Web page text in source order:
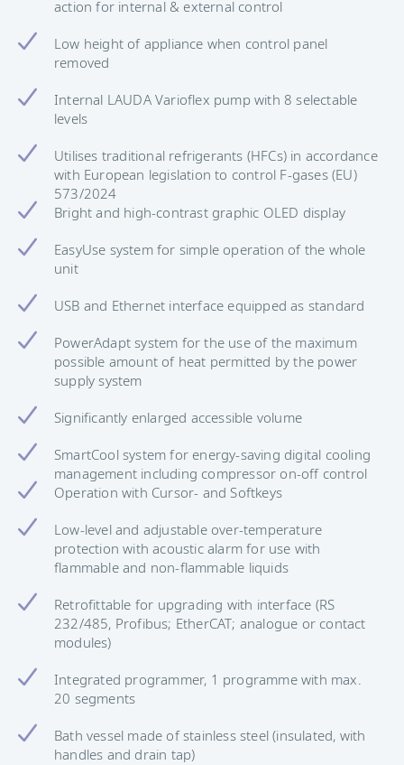
action for internal & external control
Low height of appliance when control panel
removed
Internal LAUDA Varioflex pump with 8 selectable
levels
Utilises traditional refrigerants (HFCs) in accordance
with European legislation to control F-gases (EU)
573/2024
Bright and high-contrast graphic OLED display
EasyUse system for simple operation of the whole
unit
USB and Ethernet interface equipped as standard
PowerAdapt system for the use of the maximum
possible amount of heat permitted by the power
supply system
Significantly enlarged accessible volume
SmartCool system for energy-saving digital cooling
management including compressor on-off control
Operation with Cursor- and Softkeys
Low-level and adjustable over-temperature
protection with acoustic alarm for use with
flammable and non-flammable liquids
Retrofittable for upgrading with interface (RS
232/485, Profibus; EtherCAT; analogue or contact
modules)
Integrated programmer, 1 programme with max.
20 segments
Bath vessel made of stainless steel (insulated, with
handles and drain tap)